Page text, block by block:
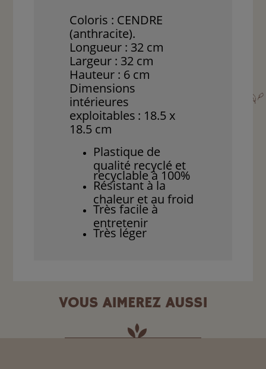
Coloris : CENDRE
(anthracite).
Longueur : 32 cm
Largeur : 32 cm
Hauteur : 6 cm
Dimensions
intérieures
exploitables : 18.5 x
18.5 cm
Plastique de
qualité recyclé et
recyclable à 100%
Résistant à la
chaleur et au froid
Très facile à
entretenir
Très léger
VOUS AIMEREZ AUSSI